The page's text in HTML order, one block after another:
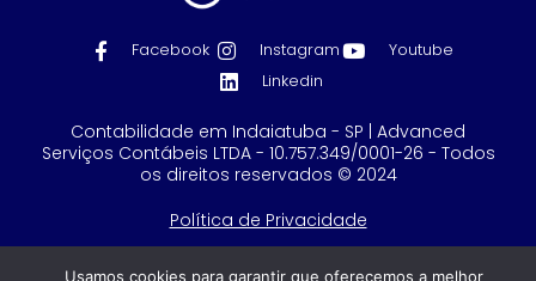
Facebook Instagram
Youtube
Linkedin
Contabilidade em Indaiatuba - SP | Advanced
Serviços Contábeis LTDA - 10.757.349/0001-26 - Todos
os direitos reservados © 2024
Política de Privacidade
Feito com
por GRUPO DPG
Usamos cookies para garantir que oferecemos a melhor